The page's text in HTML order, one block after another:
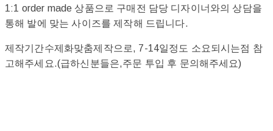
1:1 order made 상품으로 구매전 담당 디자이너와의 상담을
통해 발에 맞는 사이즈를 제작해 드립니다.
제작기간수제화맞춤제작으로, 7-14일정도 소요되시는점 참
고해주세요.(급하신분들은,주문 투입 후 문의해주세요)